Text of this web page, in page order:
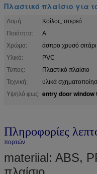
Πλαστικό πλαίσιο για
Δομή:
Κοίλος, στερεό
Ποιότητα:
Α
Χρώμα:
άσπρο χρυσό
Υλικό:
PVC
Τύπος:
Πλαστικό πλαίσιο
Τεχνική:
υλικά
Υψηλό φως: entry door
Πληροφορίες
πορτών
materiial: ABS,